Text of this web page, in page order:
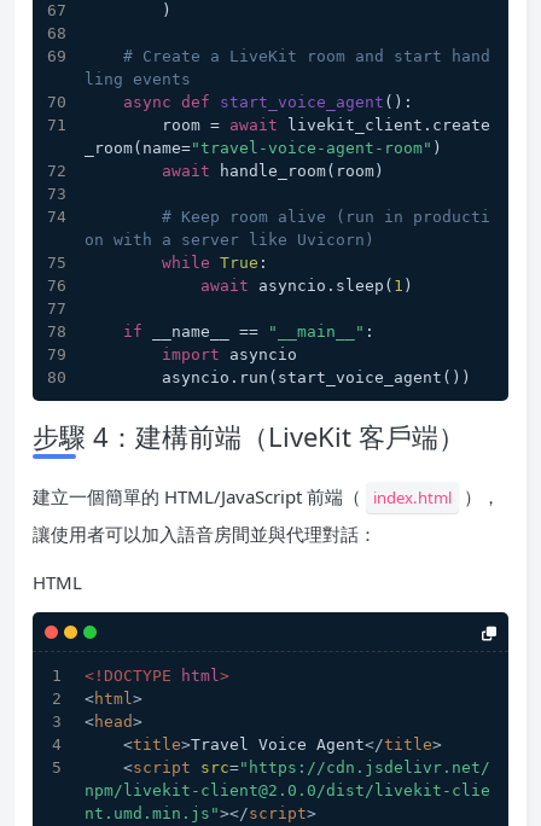
        )
# Create a LiveKit room and start hand
ling events
async def start_voice_agent ():
        room =
await livekit_client.create
_room(name="travel-voice-agent-room" )
await handle_room(room)
# Keep room alive (run in producti
on with a server like Uvicorn)
while True :
await asyncio.sleep( 1 )
if __name__ == "__main__" :
import asyncio
        asyncio.run(start_voice_agent())
步驟 4：建構前端（LiveKit 客戶端）
建立一個簡單的 HTML/JavaScript 前端（ index.html
），
讓使用者可以加入語音房間並與代理對話：
HTML
<!DOCTYPE html>
<html>
<head>
<title>Travel Voice Agent</title>
<script src="https://cdn.jsdelivr.net/
npm/livekit-client@2.0.0/dist/livekit-clie
nt.umd.min.js"></script>